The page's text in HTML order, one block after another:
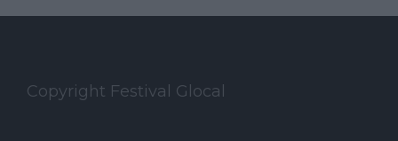
Copyright Festival Glocal